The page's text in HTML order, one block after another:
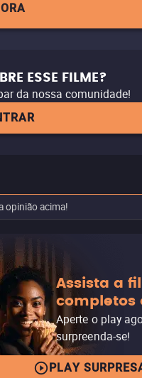
ESSE FILME?
da nossa comunidade!
opinião acima!
Assista a
completos
Aperte o play
surpreenda-se!
PLAY